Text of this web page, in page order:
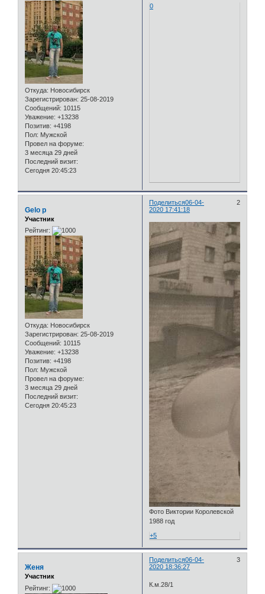
Откуда: Новосибирск
Зарегистрирован: 25-08-2019
Сообщений: 10115
Уважение: +13238
Позитив: +4198
Пол: Мужской
Провел на форуме:
3 месяца 29 дней
Последний визит:
Сегодня 20:45:23
0
Поделиться 2
06-04-
2020 17:41:18
Gelo p
Участник
Рейтинг:
Откуда: Новосибирск
Зарегистрирован: 25-08-2019
Сообщений: 10115
Уважение: +13238
Позитив: +4198
Пол: Мужской
Провел на форуме:
3 месяца 29 дней
Последний визит:
Сегодня 20:45:23
Фото Виктории Королевской
1988 год
+5
Поделиться 3
06-04-
2020 18:36:27
Женя
Участник
Рейтинг:
К.м.28/1